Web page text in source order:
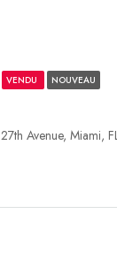
VENDU NOUVEAU
Avenue, Miami,